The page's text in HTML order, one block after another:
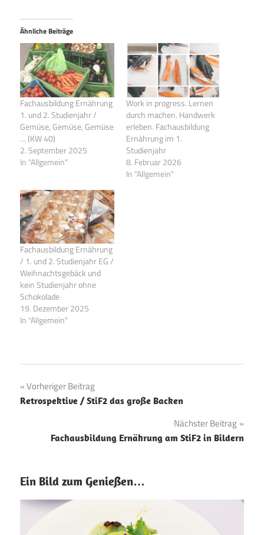
Ähnliche Beiträge
Fachausbildung Ernährung
1. und 2. Studienjahr /
Gemüse, Gemüse, Gemüse
… (KW 40)
2. September 2025
In "Allgemein"
Work in progress. Lernen
durch machen. Handwerk
erleben. Fachausbildung
Ernährung im 1.
Studienjahr
8. Februar 2026
In "Allgemein"
Fachausbildung Ernährung
/ 1. und 2. Studienjahr EG /
Weihnachtsgebäck und
kein Studienjahr ohne
Schokolade
19. Dezember 2025
In "Allgemein"
Beitragsnavigation
Vorheriger Beitrag
Retrospektive / StiF2 das große Backen
Nächster Beitrag
Fachausbildung Ernährung am StiF2 in Bildern
Ein Bild zum Genießen…